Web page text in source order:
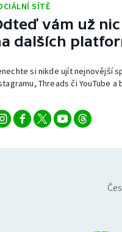
SÍTĚ
vám už
dalších
si nikde ujít nejnovější
Threads či YouTube